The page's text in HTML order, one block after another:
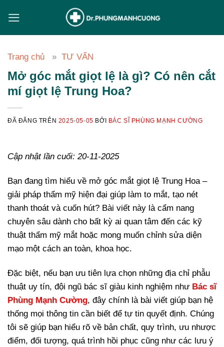
đến
nội
Trang chủ
TƯ VẤN
Mở góc mắt giọt lệ là gì? Có nên cắt
mí giọt lệ Trung Hoa?
ĐÃ ĐĂNG TRÊN 2025-05-05 BỞI BÁC SĨ PHÙNG MẠNH CƯỜNG
Cập nhật lần cuối: 20-11-2025
Bạn đang tìm hiểu về mở góc mắt giọt lệ Trung Hoa –
giải pháp thẩm mỹ hiện đại giúp làm to mắt, tạo nét
thanh thoát và cuốn hút? Bài viết này là cẩm nang
chuyên sâu dành cho bất kỳ ai quan tâm đến các kỹ
thuật thẩm mỹ mắt hoặc mong muốn chỉnh sửa diện
mạo một cách an toàn, khoa học.
Đặc biệt, nếu bạn ưu tiên lựa chọn những địa chỉ phẫu
thuật uy tín, đội ngũ bác sĩ giàu kinh nghiệm như Bác sĩ
Phùng Mạnh Cường, đây chính là bài viết giúp bạn hệ
thống mọi thông tin cần biết để tự tin quyết định. Chúng
tôi sẽ giúp bạn hiểu rõ về bản chất, quy trình, ưu nhược
điểm, đối tượng, quá trình hồi phục cũng như các lưu ý